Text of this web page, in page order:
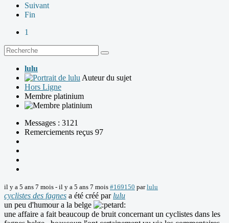
Suivant
Fin
1
lulu
Auteur du sujet
Hors Ligne
Membre platinium
Messages : 3121
Remerciements reçus 97
il y a 5 ans 7 mois - il y a 5 ans 7 mois #169150 parlulu
cyclistes des fagnes a été créé par lulu
un peu d'humour a la belge
une affaire a fait beaucoup de bruit concernant un cyclistes dans les